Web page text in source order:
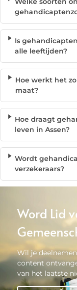
Is
alle leeftijden?
Hoe werkt het
maat?
Hoe draagt
leven in Assen?
Wordt
verzekeraars?
Word Lid
Wil je
content
van het laatste